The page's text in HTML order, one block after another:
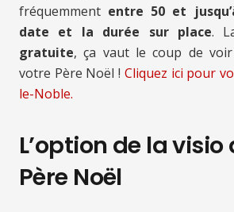
fréquemment entre 50 et
date et la durée sur place.
gratuite, ça vaut le coup de
votre Père Noël ! Cliquez ici pour
le-Noble.
L’option de la visio
Père Noël